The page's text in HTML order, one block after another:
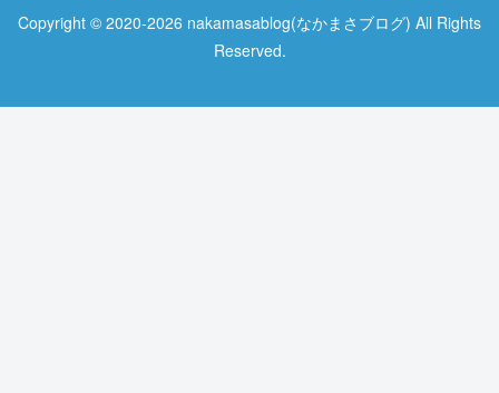
Copyright © 2020-2026 nakamasablog(なかまさブログ) All Rights
Reserved.